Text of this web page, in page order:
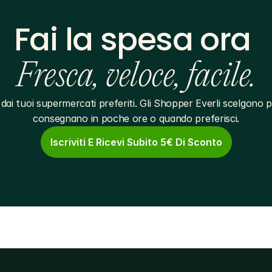
Fai la spesa ora
Fresca, veloce, facile.
tuoi supermercati preferiti. Gli Shopper Everli scelgono
consegnano in poche ore o quando preferisci.
Iscriviti E Ricevi Subito 5€ Di Sconto